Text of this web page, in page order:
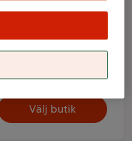
134/140 mywear
Mer info
Välj butik